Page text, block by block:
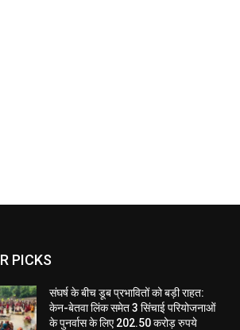
PICKS
संघर्ष के बीच डूब प्रभावितों को बड़ी राहत:
केन-बेतवा लिंक समेत 3 सिंचाई परियोजनाओं
के पुनर्वास के लिए 202.50 करोड़ रुपये